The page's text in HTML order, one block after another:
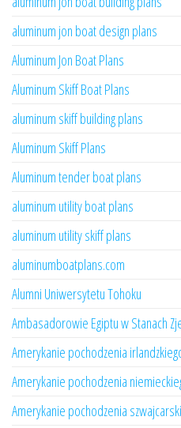
aluminum jon boat design plans
Aluminum Jon Boat Plans
Aluminum Skiff Boat Plans
aluminum skiff building plans
Aluminum Skiff Plans
Aluminum tender boat plans
aluminum utility boat plans
aluminum utility skiff plans
aluminumboatplans.com
Alumni Uniwersytetu Tohoku
Ambasadorowie Egiptu w Stanach
Amerykanie pochodzenia
Amerykanie pochodzenia
Amerykanie pochodzenia